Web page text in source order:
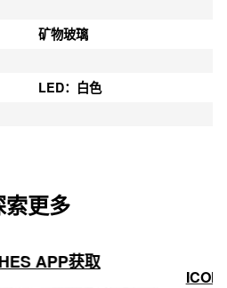
矿物玻璃
LED：白色
索更多
APP获取